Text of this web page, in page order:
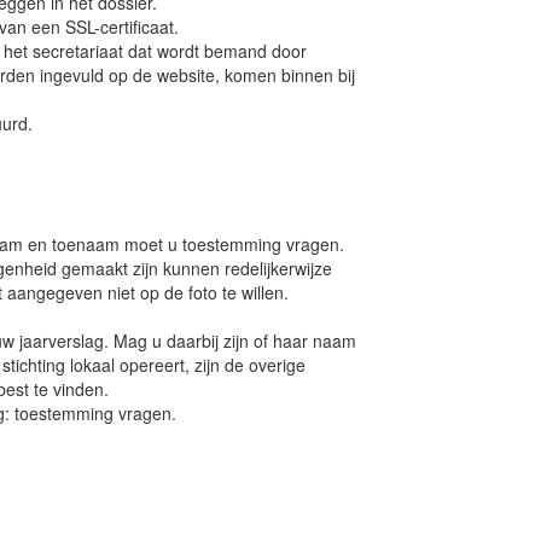
een SSL-certificaat.
secretariaat dat wordt bemand door
ingevuld op de website, komen binnen bij
en toenaam moet u toestemming vragen.
gemaakt zijn kunnen redelijkerwijze
niet op de foto te willen.
jaarverslag. Mag u daarbij zijn of haar naam
lokaal opereert, zijn de overige
te vinden.
toestemming vragen.